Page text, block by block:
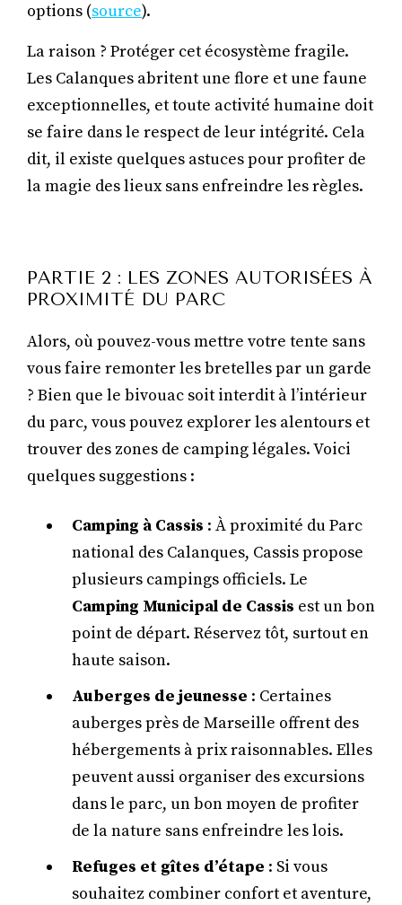
options (source).
La raison ? Protéger cet écosystème fragile.
Les Calanques abritent une flore et une faune
exceptionnelles, et toute activité humaine doit
se faire dans le respect de leur intégrité. Cela
dit, il existe quelques astuces pour profiter de
la magie des lieux sans enfreindre les règles.
PARTIE 2 : LES ZONES AUTORISÉES À
PROXIMITÉ DU PARC
Alors, où pouvez-vous mettre votre tente sans
vous faire remonter les bretelles par un garde
? Bien que le bivouac soit interdit à l’intérieur
du parc, vous pouvez explorer les alentours et
trouver des zones de camping légales. Voici
quelques suggestions :
Camping à Cassis : À proximité du Parc
national des Calanques, Cassis propose
plusieurs campings officiels. Le
Camping Municipal de Cassis est un bon
point de départ. Réservez tôt, surtout en
haute saison.
Auberges de jeunesse : Certaines
auberges près de Marseille offrent des
hébergements à prix raisonnables. Elles
peuvent aussi organiser des excursions
dans le parc, un bon moyen de profiter
de la nature sans enfreindre les lois.
Refuges et gîtes d’étape : Si vous
souhaitez combiner confort et aventure,